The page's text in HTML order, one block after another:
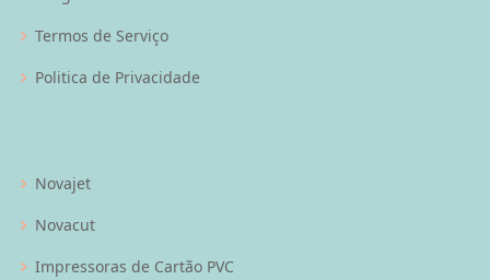
Termos de Serviço
Politica de Privacidade
Novajet
Novacut
Impressoras de Cartão PVC